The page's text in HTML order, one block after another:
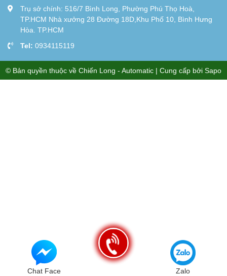
Trụ sở chính: 516/7 Bình Long, Phường Phú Thọ Hoà,
TP.HCM Nhà xưởng 28 Đường 18D,Khu Phố 10, Bình Hưng
Hòa. TP.HCM
Tel: 0934115119
© Bản quyền thuộc về Chiến Long - Automatic | Cung cấp bởi Sapo
Chat Face Zalo